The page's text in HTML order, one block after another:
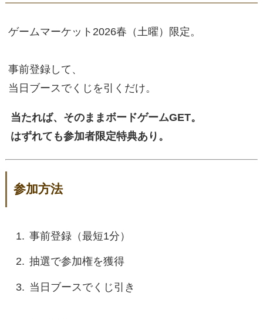
ゲームマーケット2026春（土曜）限定。
事前登録して、
当日ブースでくじを引くだけ。
当たれば、そのままボードゲームGET。
はずれても参加者限定特典あり。
参加方法
事前登録（最短1分）
抽選で参加権を獲得
当日ブースでくじ引き